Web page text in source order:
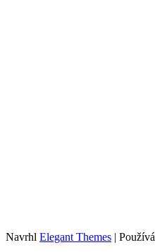
Navrhl Elegant Themes |